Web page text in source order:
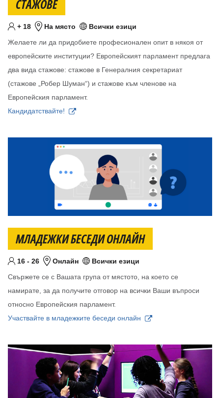
СТАЖОВЕ
Целева възраст
Минимум
+ 18години
Местоположение
На място Език/езици
Всички езици
Желаете ли да придобиете професионален опит в някоя от
европейските институции? Европейският парламент предлага
два вида стажове: стажове в Генералния секретариат
(стажове „Робер Шуман“) и стажове към членове на
Европейския парламент.
Кандидатствайте!
МЛАДЕЖКИ БЕСЕДИ ОНЛАЙН
Целева възраст
От
16 - До
26години
Местоположение
Онлайн Език/езици
Всички езици
Свържете се с Вашата група от мястото, на което се
намирате, за да получите отговор на всички Ваши въпроси
относно Европейския парламент.
Участвайте в младежките беседи онлайн